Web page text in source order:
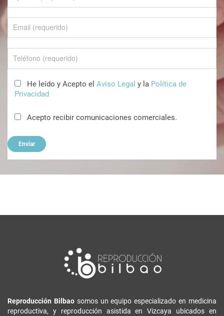
He leído y Acepto el Aviso Legal y la Política de
Privacidad
Acepto recibir comunicaciones comerciales.
Reproducción Bilbaosomos un equipo especializado en medicina
reproductiva, y reproducción asistida en Vizcaya ubicados en